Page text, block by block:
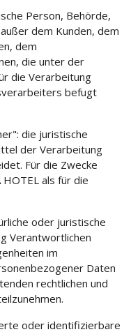
Person, Behörde,
dem Kunden, dem
dem
die unter der
die Verarbeitung
befugt
die juristische
der Verarbeitung
Für die Zwecke
als für die
oder juristische
Verantwortlichen
im
Daten
rechtlichen und
oder identifizierbare